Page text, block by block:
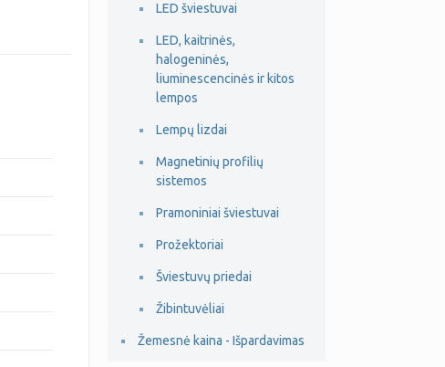
LED šviestuvai
LED, kaitrinės,
halogeninės,
liuminescencinės ir kitos
lempos
Lempų lizdai
Magnetinių profilių
sistemos
Pramoniniai šviestuvai
Prožektoriai
Šviestuvų priedai
Žibintuvėliai
Žemesnė kaina - Išpardavimas